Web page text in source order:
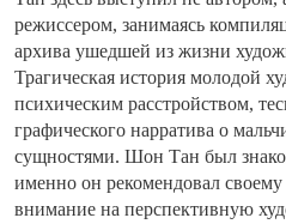
режиссером, занимаясь
архива ушедшей из жизни
Трагическая история молодой
психическим расстройством,
графического нарратива о
сущностями. Шон Тан был
именно он рекомендовал своему
внимание на перспективную